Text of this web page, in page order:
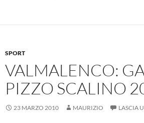
b
o
k
s
A
g
vi
SPORT
VALMALENCO:
PIZZO SCALINO
23 MARZO 2010 MAURIZIO LASCIA